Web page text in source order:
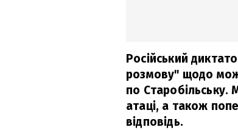
Російський
розмову" щодо
по Старобільську.
атаці, а також
відповідь.